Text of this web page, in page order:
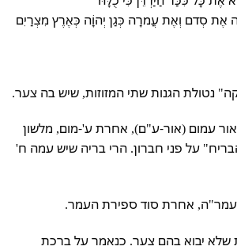
אֶת סְדם וְאֶת עֲמרָה כְּגַן יְהוָֹה כְּאֶרֶץ מִצְרַיִם
נטולת הגנות שתי המזוזות, שיש בה צער.
אור עמום (אור-ע"ם), אחרת ע'-מום, מלשון
על פני חברון. הרי בריה שיש עמה ח'
אחרת סוד ספירת העמר.
שלא יבוא בהם צער. כנאמר על ברכת